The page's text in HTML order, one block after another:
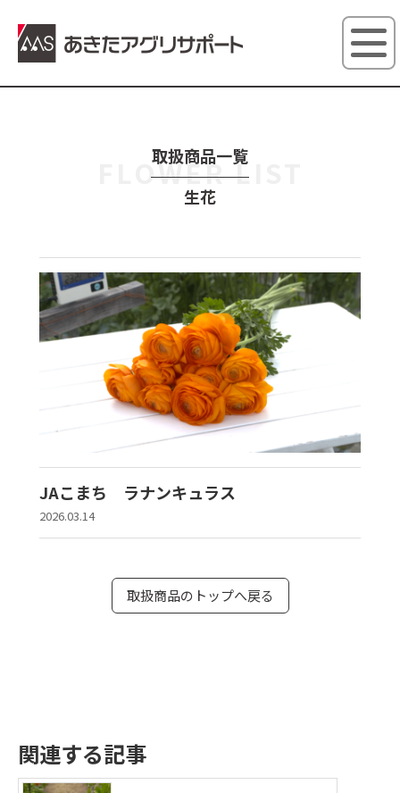
あきたア
取扱商品一覧
生花
FLOWER LIST
JAこまち ラナンキュラス
2026.03.14
取扱商品のトップへ戻る
関連する記事